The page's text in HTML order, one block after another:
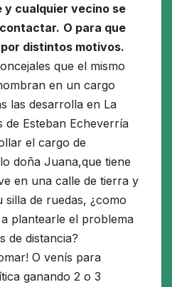
y cualquier vecino se
O para que
distintos motivos.
que el mismo
en un cargo
las desarrolla en La
de Esteban Echeverría
el cargo de
doña Juana,que tiene
en una calle de tierra y
de ruedas, ¿como
plantearle el problema
de distancia?
O venís para
ganando 2 o 3